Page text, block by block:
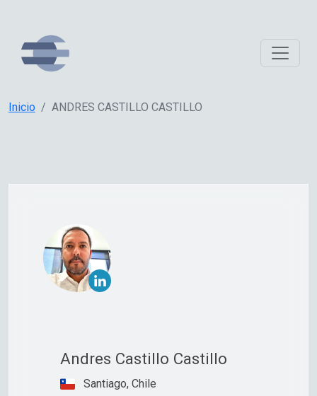
Inicio ANDRES CASTILLO CASTILLO
Andres Castillo Castillo
Santiago, Chile